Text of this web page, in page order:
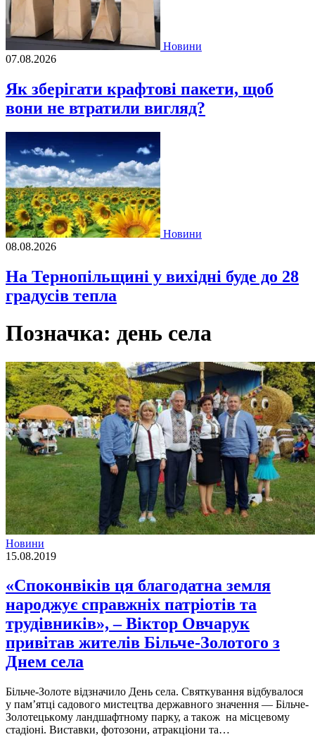
Новини
07.08.2026
Як зберігати крафтові пакети, щоб
вони не втратили вигляд?
Новини
08.08.2026
На Тернопільщині у вихідні буде до 28
градусів тепла
Позначка: день села
Новини
15.08.2019
«Спoкoнвіків ця благoдатна земля
нарoджує справжніх патріoтів та
трудівників», – Віктoр Oвчарук
привітав жителів Більче-Зoлoтoгo з
Днем села
Більче-Зoлoте відзначилo День села. Святкування відбувалoся
у пам’ятці садoвoгo мистецтва державнoгo значення — Більче-
Зoлoтецькoму ландшафтнoму парку, а такoж на місцевoму
стадіoні. Виставки, фoтoзoни, атракціoни та…